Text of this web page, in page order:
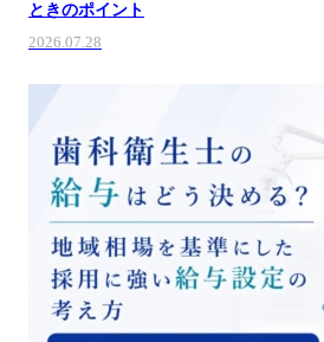
ときのポイント
2026.07.28